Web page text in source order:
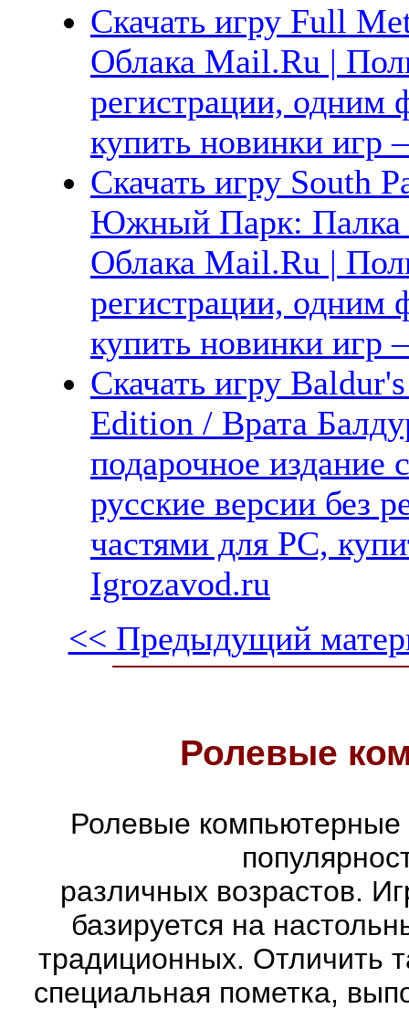
Скачать игру Full
Облака Mail.Ru |
регистрации, одним
купить новинки
Скачать игру South
Южный Парк: Палка
Облака Mail.Ru |
регистрации, одним
купить новинки
Скачать игру
Edition / Врата
подарочное
русские версии без
частями для PC,
Igrozavod.ru
<< Предыдущий
Ролевые
Ролевые компьютерные
различных возрастов.
базируется на
традиционных. Отличить
специальная пометка,